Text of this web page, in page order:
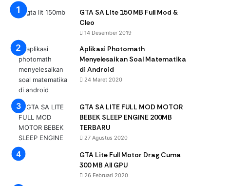
GTA SA Lite 150 MB Full Mod &
Cleo
14 Desember 2019
Aplikasi Photomath
Menyelesaikan Soal Matematika
di Android
24 Maret 2020
GTA SA LITE FULL MOD MOTOR
BEBEK SLEEP ENGINE 200MB
TERBARU
27 Agustus 2020
GTA Lite Full Motor Drag Cuma
300 MB All GPU
26 Februari 2020